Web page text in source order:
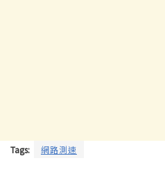
Tags: 網路測速